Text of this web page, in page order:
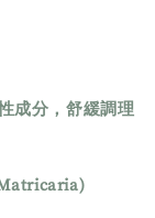
成分，舒緩調理